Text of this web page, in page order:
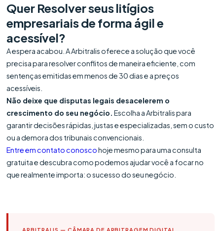
Quer Resolver seus litígios
empresariais de forma ágil e
acessível?
A espera acabou. A Arbitralis oferece a solução que você
precisa para resolver conflitos de maneira eficiente, com
sentenças emitidas em menos de 30 dias e a preços
acessíveis.
Não deixe que disputas legais desacelerem o
crescimento do seu negócio. Escolha a Arbitralis para
garantir decisões rápidas, justas e especializadas, sem o custo
ou a demora dos tribunais convencionais.
Entre em contato conoscohoje mesmo para uma consulta
gratuita e descubra como podemos ajudar você a focar no
que realmente importa: o sucesso do seu negócio.